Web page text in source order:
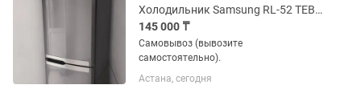
Холодильник Samsung RL-52 TEBIH
145 000 ₸
Самовывоз (вывозите
самостоятельно).
Астана, сегодня